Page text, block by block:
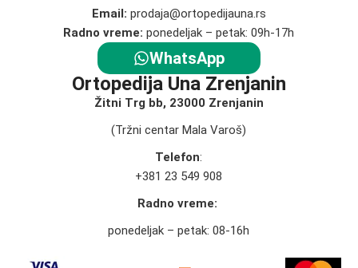
Email: prodaja@ortopedijauna.rs
Radno vreme:ponedeljak – petak: 09h-17h
WhatsApp
Ortopedija Una Zrenjanin
Žitni Trg bb, 23000 Zrenjanin
(Tržni centar Mala Varoš)
Telefon:
+381 23 549 908
Radno vreme:
ponedeljak – petak: 08-16h